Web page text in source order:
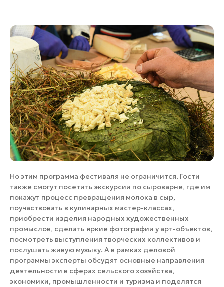
Но этим программа фестиваля не ограничится. Гости
также смогут посетить экскурсии по сыроварне, где им
покажут процесс превращения молока в сыр,
поучаствовать в кулинарных мастер-классах,
приобрести изделия народных художественных
промыслов, сделать яркие фотографии у арт-объектов,
посмотреть выступления творческих коллективов и
послушать живую музыку. А в рамках деловой
программы эксперты обсудят основные направления
деятельности в сферах сельского хозяйства,
экономики, промышленности и туризма и поделятся